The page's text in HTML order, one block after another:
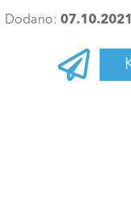
Dodano: 07.10.2021